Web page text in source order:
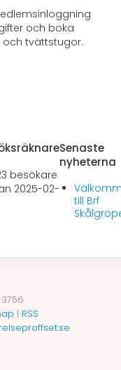
och boka
tvättstugor.
besökare
2025-02-
Senaste
nyheterna
till Brf
| RSS